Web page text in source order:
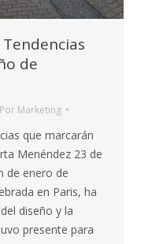
de
Por Marketing
que marcarán
Menéndez 23 de
de enero de
en Paris, ha
diseño y la
presente para